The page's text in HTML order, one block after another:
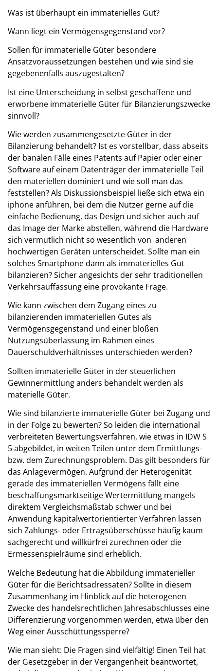
Was ist überhaupt ein immaterielles Gut?
Wann liegt ein Vermögensgegenstand vor?
Sollen für immaterielle Güter besondere
Ansatzvoraussetzungen bestehen und wie sind sie
gegebenenfalls auszugestalten?
Ist eine Unterscheidung in selbst geschaffene und
erworbene immaterielle Güter für Bilanzierungszwecke
sinnvoll?
Wie werden zusammengesetzte Güter in der
Bilanzierung behandelt? Ist es vorstellbar, dass abseits
der banalen Fälle eines Patents auf Papier oder einer
Software auf einem Datenträger der immaterielle Teil
den materiellen dominiert und wie soll man das
feststellen? Als Diskussionsbeispiel ließe sich etwa ein
iphone anführen, bei dem die Nutzer gerne auf die
einfache Bedienung, das Design und sicher auch auf
das Image der Marke abstellen, während die Hardware
sich vermutlich nicht so wesentlich von anderen
hochwertigen Geräten unterscheidet. Sollte man ein
solches Smartphone dann als immaterielles Gut
bilanzieren? Sicher angesichts der sehr traditionellen
Verkehrsauffassung eine provokante Frage.
Wie kann zwischen dem Zugang eines zu
bilanzierenden immateriellen Gutes als
Vermögensgegenstand und einer bloßen
Nutzungsüberlassung im Rahmen eines
Dauerschuldverhältnisses unterschieden werden?
Sollten immaterielle Güter in der steuerlichen
Gewinnermittlung anders behandelt werden als
materielle Güter.
Wie sind bilanzierte immaterielle Güter bei Zugang und
in der Folge zu bewerten? So leiden die international
verbreiteten Bewertungsverfahren, wie etwas in IDW S
5 abgebildet, in weiten Teilen unter dem Ermittlungs-
bzw. dem Zurechnungsproblem. Das gilt besonders für
das Anlagevermögen. Aufgrund der Heterogenität
gerade des immateriellen Vermögens fällt eine
beschaffungsmarktseitige Wertermittlung mangels
direktem Vergleichsmaßstab schwer und bei
Anwendung kapitalwertorientierter Verfahren lassen
sich Zahlungs- oder Ertragsüberschüsse häufig kaum
sachgerecht und willkürfrei zurechnen oder die
Ermessenspielräume sind erheblich.
Welche Bedeutung hat die Abbildung immaterieller
Güter für die Berichtsadressaten? Sollte in diesem
Zusammenhang im Hinblick auf die heterogenen
Zwecke des handelsrechtlichen Jahresabschlusses eine
Differenzierung vorgenommen werden, etwa über den
Weg einer Ausschüttungssperre?
Wie man sieht: Die Fragen sind vielfältig! Einen Teil hat
der Gesetzgeber in der Vergangenheit beantwortet,